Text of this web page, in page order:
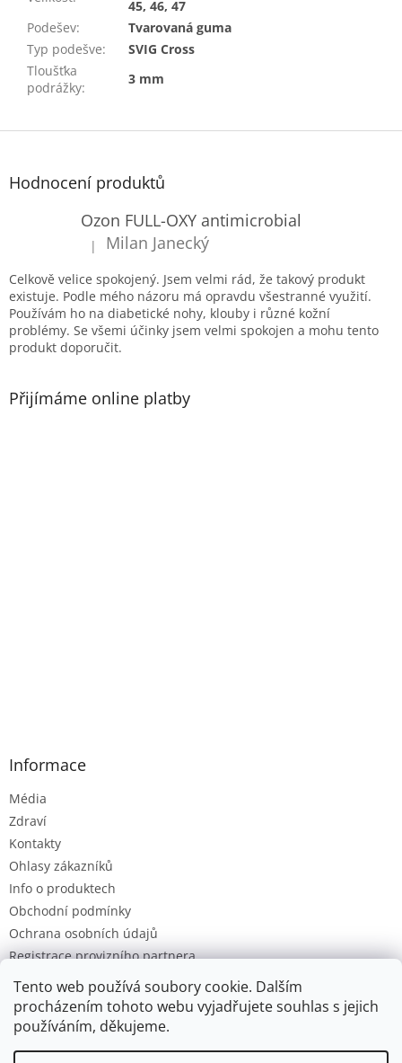
Tento web používá soubory cookie. Dalším
procházením tohoto webu vyjadřujete souhlas s jejich
používáním, děkujeme.
45, 46, 47
Podešev:
Tvarovaná guma
Typ podešve:
SVIG Cross
Tloušťka
podrážky:
3 mm
Z
Hodnocení produktů
Ozon FULL-OXY antimicrobial
Hodnocení produktu je 5 z 5 hvězdiček.
| Milan Janecký
Celkově velice spokojený. Jsem velmi rád, že takový produkt
existuje. Podle mého názoru má opravdu všestranné využití.
Používám ho na diabetické nohy, klouby i různé kožní
problémy. Se všemi účinky jsem velmi spokojen a mohu tento
produkt doporučit.
Přijímáme online platby
Informace
Média
Zdraví
Kontakty
Ohlasy zákazníků
Info o produktech
Obchodní podmínky
Ochrana osobních údajů
Registrace provizního partnera
Provizní systém
Vytvořil Shoptet